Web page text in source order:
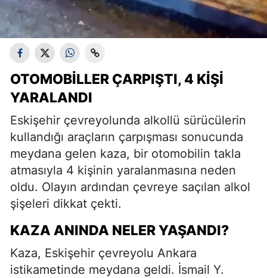
OTOMOBILLER ÇARPIŞTI, 4 KIŞI
YARALANDI
Eskişehir çevreyolunda alkollü sürücülerin
kullandığı araçların çarpışması sonucunda
meydana gelen kaza, bir otomobilin takla
atmasıyla 4 kişinin yaralanmasına neden
oldu. Olayın ardından çevreye saçılan alkol
şişeleri dikkat çekti.
KAZA ANINDA NELER YAŞANDI?
Kaza, Eskişehir çevreyolu Ankara
istikametinde meydana geldi. İsmail Y.